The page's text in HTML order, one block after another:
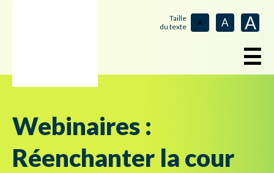
Taille
du texte
A A A
☰
Webinaires :
Réenchanter la cour